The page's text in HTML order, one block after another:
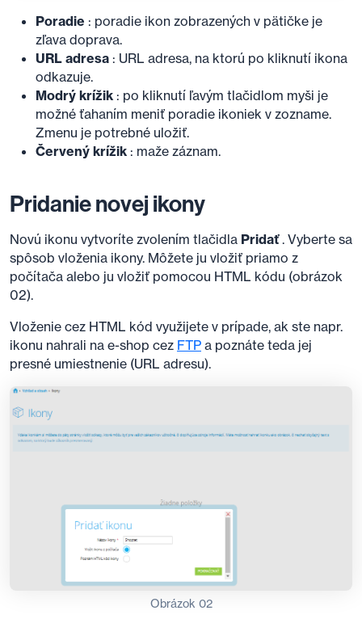
Poradie : poradie ikon zobrazených v pätičke je
zľava doprava.
URL adresa : URL adresa, na ktorú po kliknutí ikona
odkazuje.
Modrý krížik : po kliknutí ľavým tlačidlom myši je
možné ťahaním meniť poradie ikoniek v zozname.
Zmenu je potrebné uložiť.
Červený krížik : maže záznam.
Pridanie novej ikony
Novú ikonu vytvoríte zvolením tlačidla Pridať. Vyberte sa
spôsob vloženia ikony. Môžete ju vložiť priamo z
počítača alebo ju vložiť pomocou HTML kódu (obrázok
02).
Vloženie cez HTML kód využijete v prípade, ak ste napr.
ikonu nahrali na e-shop cez FTP a poznáte teda jej
presné umiestnenie (URL adresu).
Obrázok 02